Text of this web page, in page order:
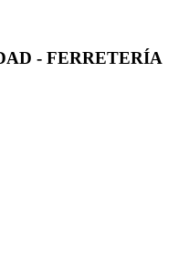
- FERRETERÍA